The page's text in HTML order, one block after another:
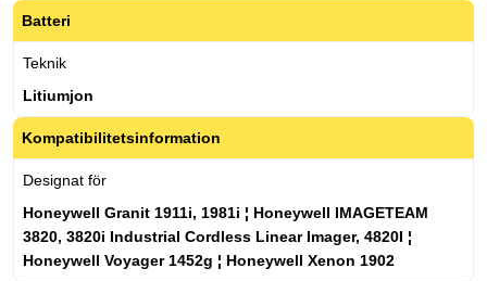
Batteri
Teknik
Litiumjon
Kompatibilitetsinformation
Designat för
Honeywell Granit 1911i, 1981i ¦ Honeywell IMAGETEAM
3820, 3820i Industrial Cordless Linear Imager, 4820I ¦
Honeywell Voyager 1452g ¦ Honeywell Xenon 1902